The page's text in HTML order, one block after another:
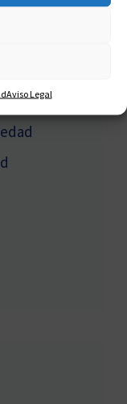
Aviso Legal